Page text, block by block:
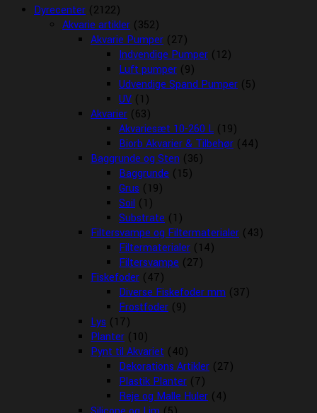
Dyrecenter (2122)
Akvarie artikler (352)
Akvarie Pumper (27)
Indvendige Pumper (12)
Luft pumper (9)
Udvendige Spand Pumper (5)
UV (1)
Akvarier (63)
Akvariesæt 10-260 L (19)
Biorb Akvarier & Tilbehør (44)
Baggrunde og Sten (36)
Baggrunde (15)
Grus (19)
Soil (1)
Substrate (1)
Filtersvampe og Filtermaterialer (43)
Filtermaterialer (14)
Filtersvampe (27)
Fiskefoder (47)
Diverse Fiskefoder mm (37)
Frostfoder (9)
Lys (17)
Planter (10)
Pynt til Akvariet (40)
Dekorations Artikler (27)
Plastik Planter (7)
Reje og Malle Huler (4)